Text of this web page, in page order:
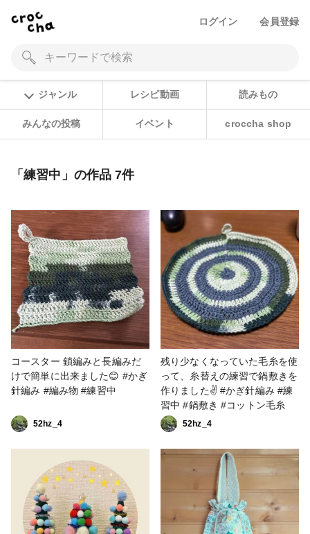
ログイン 会員登録
ジャンル レシピ動画 読みもの
みんなの投稿 イベント croccha shop
「練習中」の作品 7件
コースター 鎖編みと長編みだ
けで簡単に出来ました😊 #かぎ
針編み #編み物 #練習中
52hz_4
残り少なくなっていた毛糸を使
って、糸替えの練習で鍋敷きを
作りました✌️ #かぎ針編み #練
習中 #鍋敷き #コットン毛糸
52hz_4